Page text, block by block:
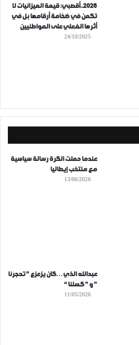
2026..أقصبي: قيمة الميزانيات لا
تكمن في ضخامة أرقامها بل في
أثرها الفعلي على المواطنيين
24/10/2025
عندما حملت الكرة رسالة سياسية
مع منتخب إيطاليا
13/06/2026
عبدالله الذي…كان يزعزع ” تحجرنا
” و ” كسلنا “
11/05/2026